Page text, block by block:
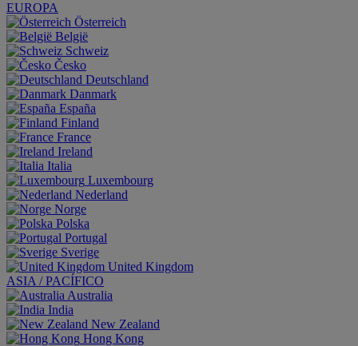
EUROPA
Österreich
België
Schweiz
Česko
Deutschland
Danmark
España
Finland
France
Ireland
Italia
Luxembourg
Nederland
Norge
Polska
Portugal
Sverige
United Kingdom
ASIA / PACÍFICO
Australia
India
New Zealand
Hong Kong